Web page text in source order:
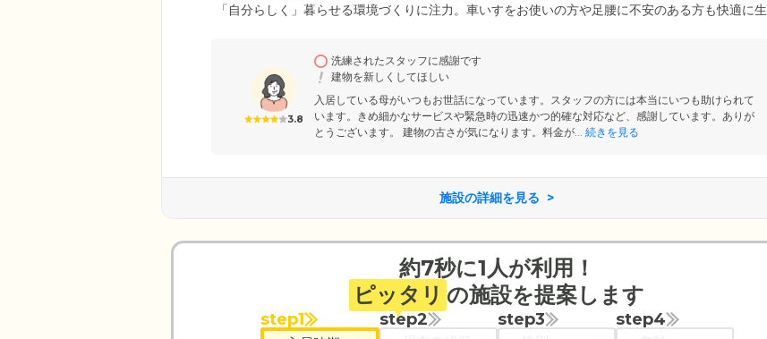
「自分らしく」暮らせる環境づくりに注力。車いすをお使いの方や足腰に不安のある方も快適に生
入浴スペースを備え、どのような身体状況の方にも配慮したつくりになっています。
3.8
洗練されたスタッフに感謝です
建物を新しくしてほしい
入居している母がいつもお世話になっています。スタッフの方には本当にいつも助けられて
います。きめ細かなサービスや緊急時の迅速かつ的確な対応など、感謝しています。ありが
とうございます。 建物の古さが気になります。料金が...
続きを見る
施設の詳細を見る
約7秒に1人が利用！
ピッタリ の施設を提案します
step1 step2 step3 step4